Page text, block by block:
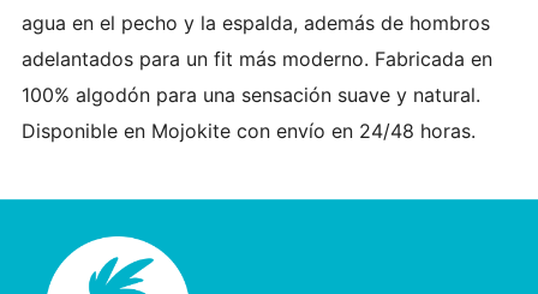
agua en el pecho y la espalda, además de hombros
adelantados para un fit más moderno. Fabricada en
100% algodón para una sensación suave y natural.
Disponible en Mojokite con envío en 24/48 horas.